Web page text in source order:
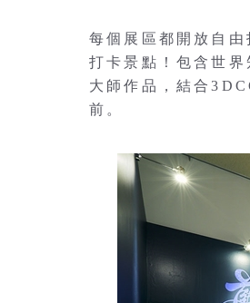
每個展區都開放自
打卡景點！包含世
大師作品，結合
前。